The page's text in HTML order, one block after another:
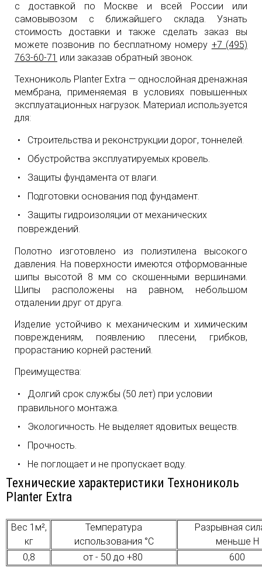
с доставкой по Москве и всей России или
самовывозом с ближайшего склада. Узнать
стоимость доставки и также сделать заказ вы
можете позвонив по бесплатному номеру +7 (495)
763-60-71 или заказав обратный звонок.
Технониколь Planter Extra — однослойная дренажная
мембрана, применяемая в условиях повышенных
эксплуатационных нагрузок. Материал используется
для:
Строительства и реконструкции дорог, тоннелей.
Обустройства эксплуатируемых кровель.
Защиты фундамента от влаги.
Подготовки основания под фундамент.
Защиты гидроизоляции от механических
повреждений.
Полотно изготовлено из полиэтилена высокого
давления. На поверхности имеются отформованные
шипы высотой 8 мм со скошенными вершинами.
Шипы расположены на равном, небольшом
отдалении друг от друга.
Изделие устойчиво к механическим и химическим
повреждениям, появлению плесени, грибков,
прорастанию корней растений.
Преимущества:
Долгий срок службы (50 лет) при условии
правильного монтажа.
Экологичность. Не выделяет ядовитых веществ.
Прочность.
Не поглощает и не пропускает воду.
Технические характеристики Технониколь
Planter Extra
Вес 1м²,
кг
Температура
использования °C
Разрывная
меньше Н
0,8
от - 50 до +80 600